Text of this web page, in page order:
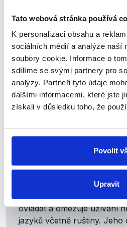
Tato webová stránka používá
K personalizaci obsahu a
sociálních médií a analýze naší
soubory cookie. Informace o
sdílíme se svými partnery pro
analýzy. Partneři tyto údaje
dalšími informacemi, které jste
získali v důsledku toho, že
Povolit
Upravit
důsledkem ozbrojeného
Kromě nepodložených
tvrzení
o diskriminaci
Zpráva
Úřadu Vysokého
práva (OHCHR) zahrnující
října 2021 sice zmiňuje
směřovaných například proti
jazykový zákon
motivované útoky již neuvádí.
státním jazyce bylpřijat
radou v dubnu 2019. Tato
každému občanovi země
ovládat a omezuje užívání
jazyků včetně ruštiny. Jeho